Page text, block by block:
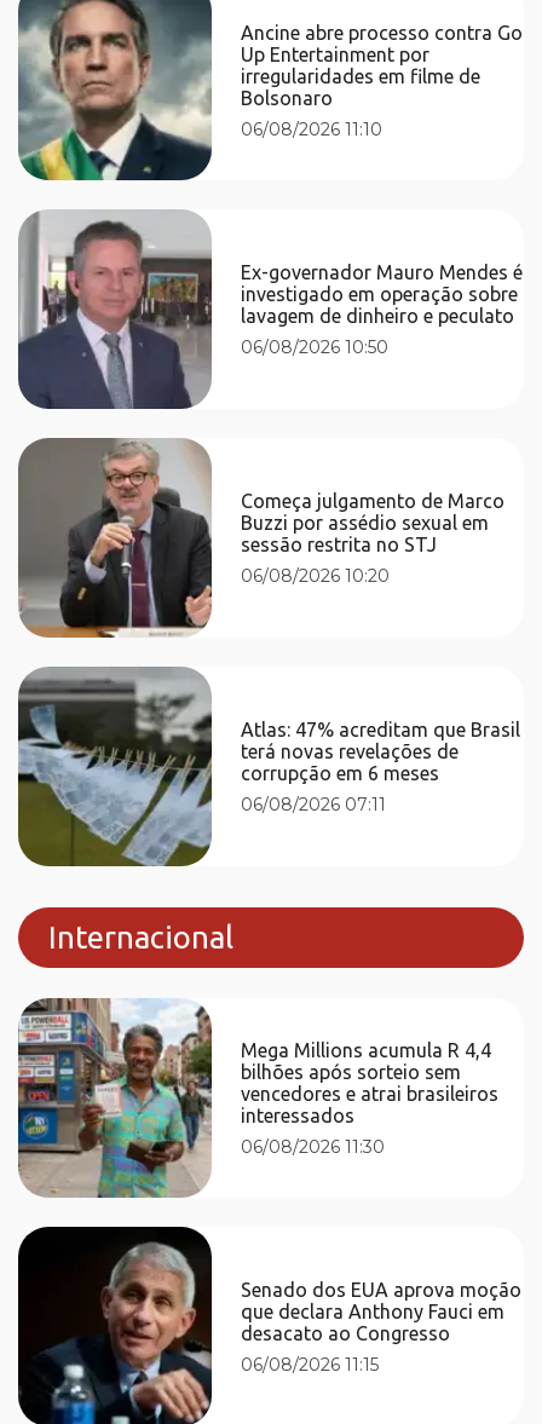
Ancine abre processo contra Go
Up Entertainment por
irregularidades em filme de
Bolsonaro
06/08/2026 11:10
Ex-governador Mauro Mendes é
investigado em operação sobre
lavagem de dinheiro e peculato
06/08/2026 10:50
Começa julgamento de Marco
Buzzi por assédio sexual em
sessão restrita no STJ
06/08/2026 10:20
Atlas: 47% acreditam que Brasil
terá novas revelações de
corrupção em 6 meses
06/08/2026 07:11
Internacional
Mega Millions acumula R 4,4
bilhões após sorteio sem
vencedores e atrai brasileiros
interessados
06/08/2026 11:30
Senado dos EUA aprova moção
que declara Anthony Fauci em
desacato ao Congresso
06/08/2026 11:15